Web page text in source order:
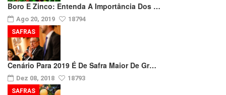
Boro E Zinco: Entenda A Importância Dos …
Ago 20, 2019 18794
Cenário Para 2019 É De Safra Maior De Gr…
Dez 08, 2018 18793
SAFRAS
SAFRAS